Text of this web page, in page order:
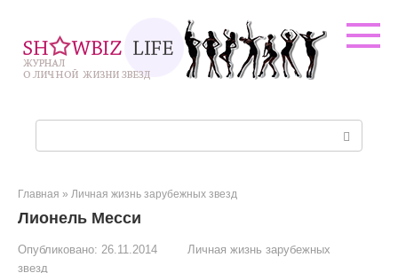
контенту
Главная » Личная жизнь зарубежных звезд
Лионель Месси
Опубликовано: 26.11.2014
Личная жизнь зарубежных
звезд